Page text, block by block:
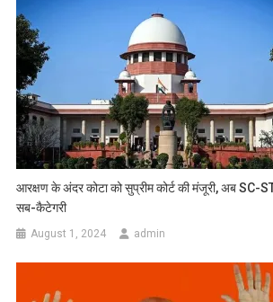
आरक्षण के अंदर कोटा को सुप्रीम कोर्ट की मंजूरी, अब SC-
सब-कैटेगरी
August 1, 2024 admin